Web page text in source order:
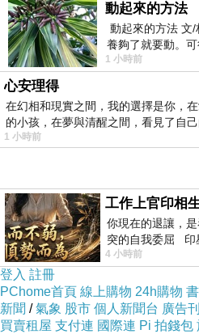
動起來的方法
動起來的方法
養夠了就要動。
1 小時前
心安理得
在幻相和現實之間，我的選擇是你，
的小孩，在夢與清醒之間，看見了自
1 小時前
工作上官印相
你現在的退讓，
突的自我委屈
一步觀察，不會
4 小時前
登入 註冊
PChome首頁 線上購物 24h購物
新聞 /氣象 股市 個人新聞台 廣告
買賣租屋 支付連 國際連 Pi 拍錢包